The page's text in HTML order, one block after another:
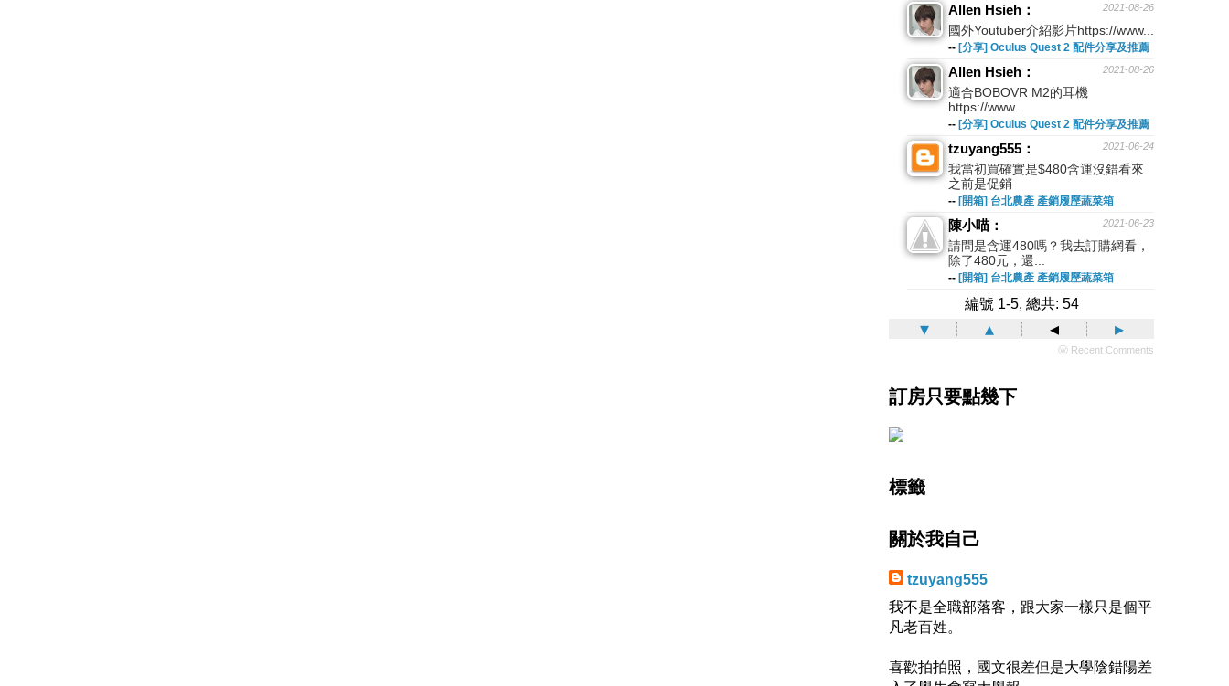
2021-08-26
Allen Hsieh：
國外Youtuber介紹影片https://www...
-- [分享] Oculus Quest 2 配件分享及推薦
2021-08-26
Allen Hsieh：
適合BOBOVR M2的耳機
https://www...
-- [分享] Oculus Quest 2 配件分享及推薦
2021-06-24
tzuyang555：
我當初買確實是$480含運沒錯看來
之前是促銷
-- [開箱] 台北農產 產銷履歷蔬菜箱
2021-06-23
陳小喵：
請問是含運480嗎？我去訂購網看，
除了480元，還...
-- [開箱] 台北農產 產銷履歷蔬菜箱
編號 1-5, 總共: 54
▾ ▴ ◂ ▸
ⓦ Recent Comments
訂房只要點幾下
標籤
關於我自己
tzuyang555
我不是全職部落客，跟大家一樣只是個平
凡老百姓。
喜歡拍拍照，國文很差但是大學陰錯陽差